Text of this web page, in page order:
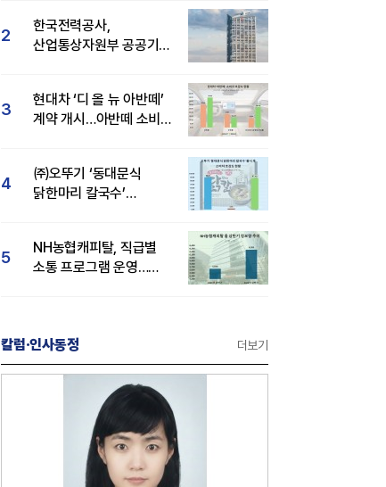
2
한국전력공사,
산업통상자원부 공공기관
3
현대차 ‘디 올 뉴 아반떼’
계약 개시…아반떼 소비자
4
㈜오뚜기 ‘동대문식
닭한마리 칼국수’
5
NH농협캐피탈, 직급별
소통 프로그램 운영…
칼럼·인사동정 더보기